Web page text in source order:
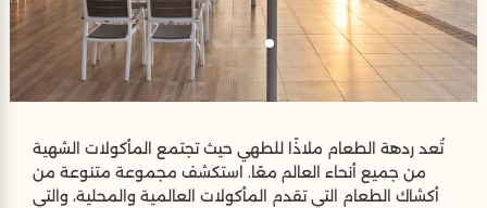
تُعد ردهة الطعام ملاذًا للطهي حيث تجتمع المأكولات الشهية
من جميع أنحاء العالم معًا. استكشف مجموعة متنوعة من
أكشاك الطعام التي تقدم المأكولات العالمية والمحلية، والتي